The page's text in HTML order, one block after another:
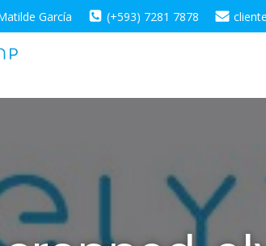
García (+593) 7281 7878